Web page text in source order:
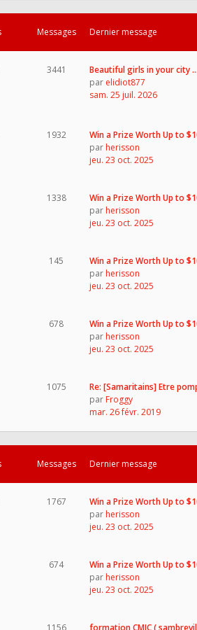
Messages Dernier message
3441
Beautiful girls in your city …
par elidiot877
sam. 25 juil. 2026
1932
Win a Prize Worth Up to
par herisson
jeu. 23 oct. 2025
1338
Win a Prize Worth Up to
par herisson
jeu. 23 oct. 2025
145
Win a Prize Worth Up to
par herisson
jeu. 23 oct. 2025
678
Win a Prize Worth Up to
par herisson
jeu. 23 oct. 2025
1075
Re: [Samaritains] Etre
par Froggy
mar. 26 févr. 2019
Messages Dernier message
1767
Win a Prize Worth Up to
par herisson
jeu. 23 oct. 2025
674
Win a Prize Worth Up to
par herisson
jeu. 23 oct. 2025
1156
formation CMIC (